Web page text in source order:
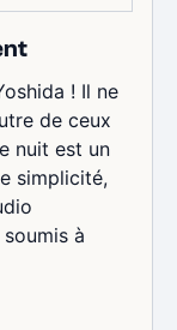
! Il ne
de ceux
nuit est un
simplicité,
à